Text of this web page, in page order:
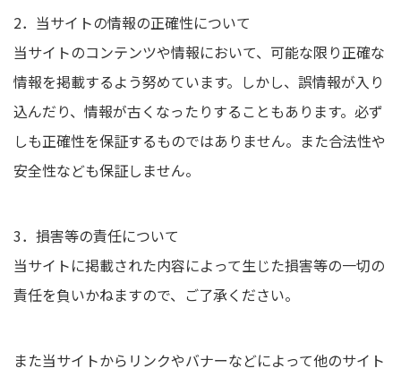
2．当サイトの情報の正確性について
当サイトのコンテンツや情報において、可能な限り正確な
情報を掲載するよう努めています。しかし、誤情報が入り
込んだり、情報が古くなったりすることもあります。必ず
しも正確性を保証するものではありません。また合法性や
安全性なども保証しません。
3．損害等の責任について
当サイトに掲載された内容によって生じた損害等の一切の
責任を負いかねますので、ご了承ください。
また当サイトからリンクやバナーなどによって他のサイト